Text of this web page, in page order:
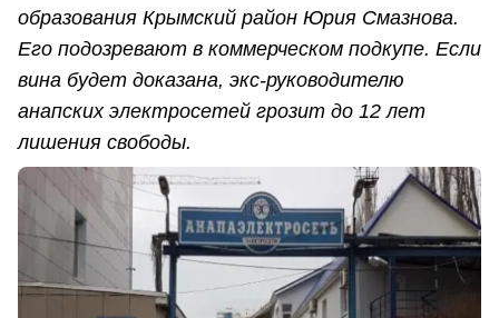
образования Крымский район Юрия Смазнова.
Его подозревают в коммерческом подкупе. Если
вина будет доказана, экс-руководителю
анапских электросетей грозит до 12 лет
лишения свободы.